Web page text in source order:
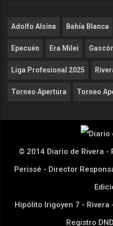
Adolfo Alsina Bahía Blanca
Epecuén Era Milei
Liga Profesional 2025
Torneo Apertura Torneo
© 2014 Diario de Rivera -
Perissé - Director
Hipólito Irigoyen 7 -
Registro